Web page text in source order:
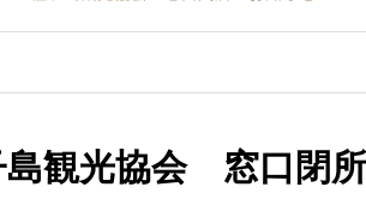
島観光協会 窓口閉